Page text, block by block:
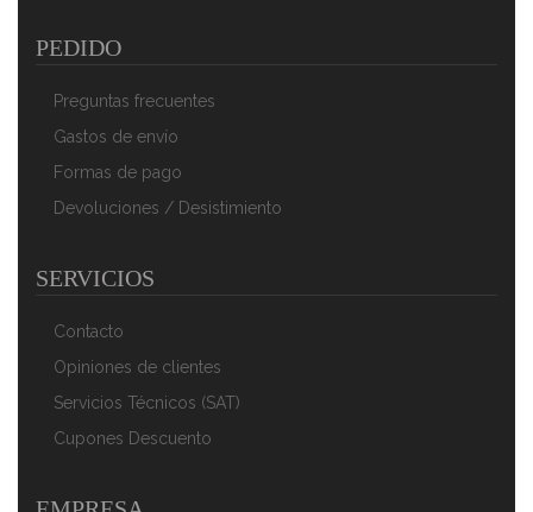
Con Cancelación Ruido, Cascos De Diadema
Call Center, Comunicación, Skype, Zoom
56,89 €
AÑADIR AL CARRITO
PEDIDO
Preguntas frecuentes
Gastos de envío
Formas de pago
Devoluciones / Desistimiento
SERVICIOS
Contacto
Opiniones de clientes
Servicios Técnicos (SAT)
Cupones Descuento